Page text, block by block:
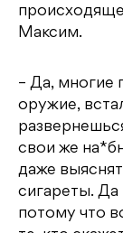
Максим.
– Да, многие
оружие,
свои же
даже
сигареты. Да
потому что